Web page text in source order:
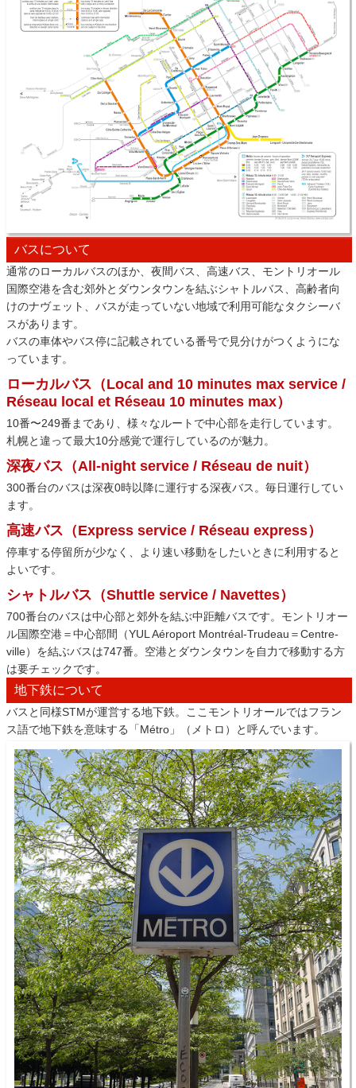
バスについて
通常のローカルバスのほか、夜間バス、高速バス、モントリオール
国際空港を含む郊外とダウンタウンを結ぶシャトルバス、高齢者向
けのナヴェット、バスが走っていない地域で利用可能なタクシーバ
スがあります。
バスの車体やバス停に記載されている番号で見分けがつくようにな
っています。
ローカルバス（Local and 10 minutes max service /
Réseau local et Réseau 10 minutes max）
10番〜249番まであり、様々なルートで中心部を走行しています。
札幌と違って最大10分感覚で運行しているのが魅力。
深夜バス（All-night service / Réseau de nuit）
300番台のバスは深夜0時以降に運行する深夜バス。毎日運行してい
ます。
高速バス（Express service / Réseau express）
停車する停留所が少なく、より速い移動をしたいときに利用すると
よいです。
シャトルバス（Shuttle service / Navettes）
700番台のバスは中心部と郊外を結ぶ中距離バスです。モントリオー
ル国際空港＝中心部間（YUL Aéroport Montréal-Trudeau＝Centre-
ville）を結ぶバスは747番。空港とダウンタウンを自力で移動する方
は要チェックです。
地下鉄について
バスと同様STMが運営する地下鉄。ここモントリオールではフラン
ス語で地下鉄を意味する「Métro」（メトロ）と呼んでいます。